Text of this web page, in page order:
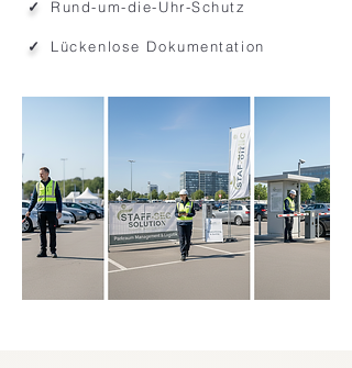
✓ Rund-um-die-Uhr-Schutz
✓ Lückenlose Dokumentation